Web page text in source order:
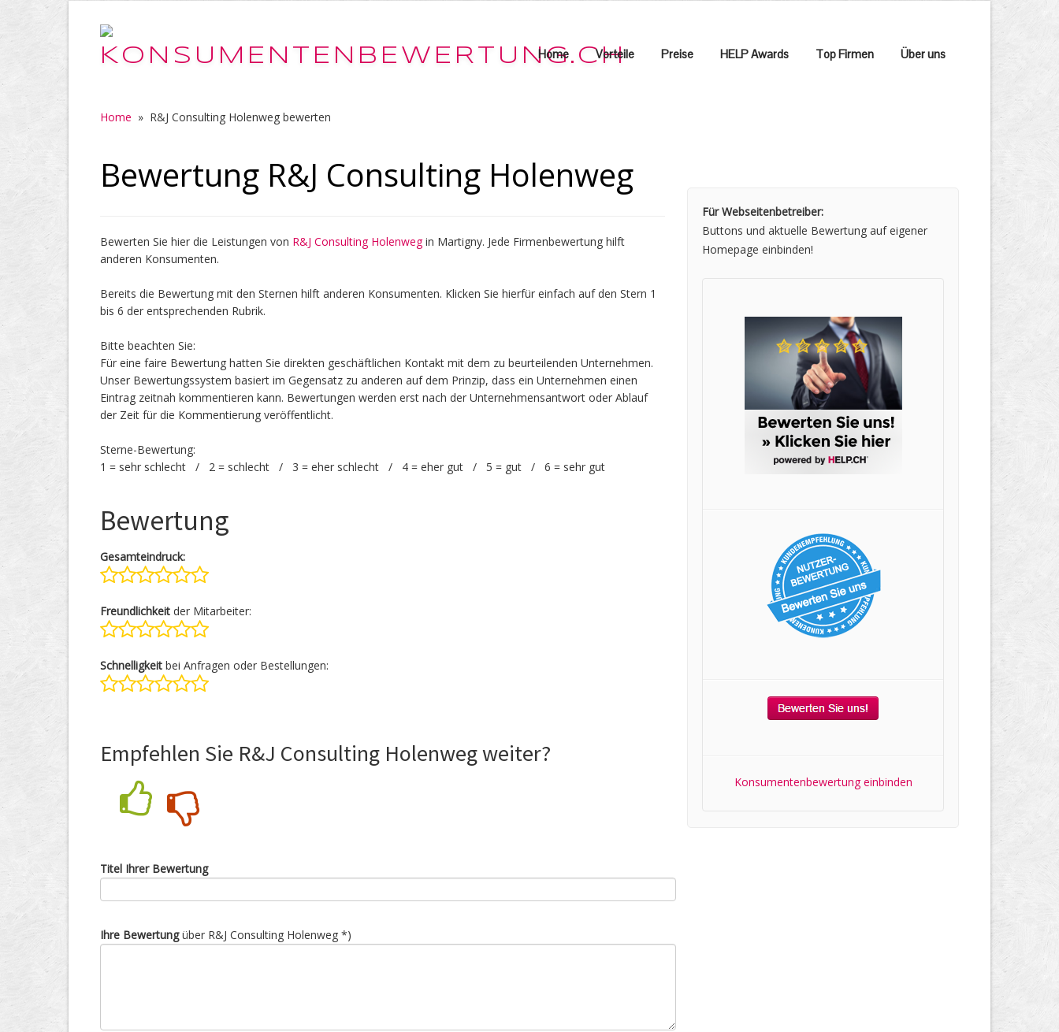
Home Vorteile Preise HELP Awards Top Firmen Über uns
Home » R&J Consulting Holenweg bewerten
Bewertung R&J Consulting Holenweg
Bewerten Sie hier die Leistungen von R&J Consulting Holenwegin Martigny. Jede Firmenbewertung hilft
anderen Konsumenten.
Bereits die Bewertung mit den Sternen hilft anderen Konsumenten. Klicken Sie hierfür einfach auf den Stern 1
bis 6 der entsprechenden Rubrik.
Bitte beachten Sie:
Für eine faire Bewertung hatten Sie direkten geschäftlichen Kontakt mit dem zu beurteilenden Unternehmen.
Unser Bewertungssystem basiert im Gegensatz zu anderen auf dem Prinzip, dass ein Unternehmen einen
Eintrag zeitnah kommentieren kann. Bewertungen werden erst nach der Unternehmensantwort oder Ablauf
der Zeit für die Kommentierung veröffentlicht.
Sterne-Bewertung:
1 = sehr schlecht / 2 = schlecht / 3 = eher schlecht / 4 = eher gut / 5 = gut / 6 = sehr gut
Bewertung
Gesamteindruck:
Freundlichkeit der Mitarbeiter:
Schnelligkeit bei Anfragen oder Bestellungen:
Empfehlen Sie R&J Consulting Holenweg weiter?
Titel Ihrer Bewertung
Ihre Bewertungüber R&J Consulting Holenweg *)
Für Webseitenbetreiber:
Buttons und aktuelle Bewertung auf eigener
Homepage einbinden!
Konsumentenbewertung einbinden